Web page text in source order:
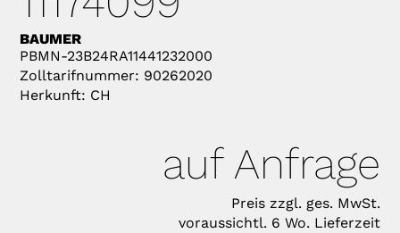
BAUMER
PBMN-23B24RA11441232000
Zolltarifnummer: 90262020
Herkunft: CH
auf Anfrage
Preis zzgl. ges. MwSt.
voraussichtl. 6 Wo. Lieferzeit